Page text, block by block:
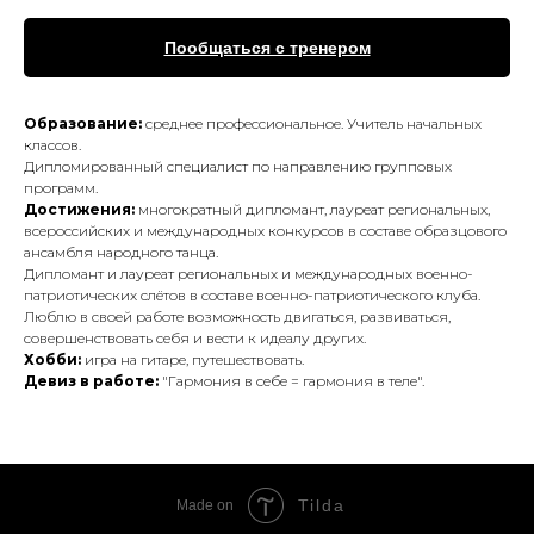
Пообщаться с тренером
Образование: среднее профессиональное. Учитель начальных
классов.
Дипломированный специалист по направлению групповых
программ.
Достижения: многократный дипломант, лауреат региональных,
всероссийских и международных конкурсов в составе образцового
ансамбля народного танца.
Дипломант и лауреат региональных и международных военно-
патриотических слётов в составе военно-патриотического клуба.
Люблю в своей работе возможность двигаться, развиваться,
совершенствовать себя и вести к идеалу других.
Хобби: игра на гитаре, путешествовать.
Девиз в работе: "Гармония в себе = гармония в теле".
Made on Tilda